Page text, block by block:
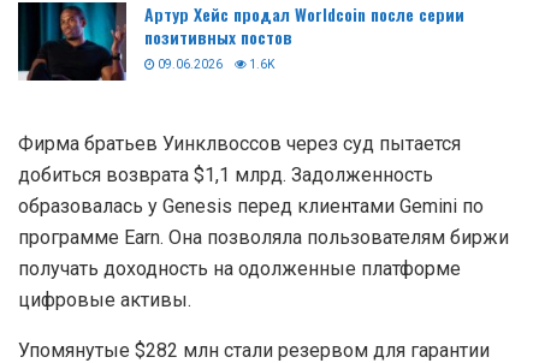
Артур Хейс продал Worldcoin после серии
позитивных постов
09.06.2026 1.6K
Фирма братьев Уинклвоссов через суд пытается
добиться возврата $1,1 млрд. Задолженность
образовалась у Genesis перед клиентами Gemini по
программе Earn. Она позволяла пользователям биржи
получать доходность на одолженные платформе
цифровые активы.
Упомянутые $282 млн стали резервом для гарантии